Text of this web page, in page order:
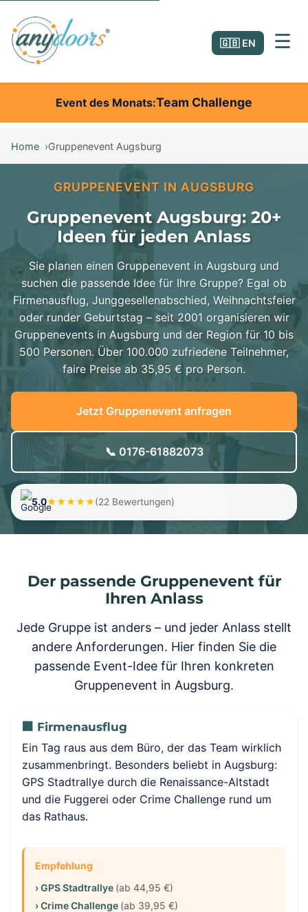
🇬🇧 EN ☰
Event des Monats Team Challenge
Home Gruppenevent Augsburg
GRUPPENEVENT IN AUGSBURG
Gruppenevent Augsburg: 20+
Ideen für jeden Anlass
Sie planen einen Gruppenevent in Augsburg und
suchen die passende Idee für Ihre Gruppe? Egal ob
Firmenausflug, Junggesellenabschied, Weihnachtsfeier
oder runder Geburtstag – seit 2001 organisieren wir
Gruppenevents in Augsburg und der Region für 10 bis
500 Personen. Über 100.000 zufriedene Teilnehmer,
faire Preise ab 35,95 € pro Person.
Jetzt Gruppenevent anfragen
📞 0176-61882073
5.0★★★★★(22 Bewertungen)
Der passende Gruppenevent für
Ihren Anlass
Jede Gruppe ist anders – und jeder Anlass stellt
andere Anforderungen. Hier finden Sie die
passende Event-Idee für Ihren konkreten
Gruppenevent in Augsburg.
🏢 Firmenausflug
Ein Tag raus aus dem Büro, der das Team wirklich
zusammenbringt. Besonders beliebt in Augsburg:
GPS Stadtrallye durch die Renaissance-Altstadt
und die Fuggerei oder Crime Challenge rund um
das Rathaus.
Empfehlung
› GPS Stadtrallye (ab 44,95 €)
› Crime Challenge (ab 39,95 €)